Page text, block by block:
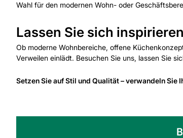
Wahl für den modernen Wohn- oder
Lassen Sie sich inspirieren
Ob moderne Wohnbereiche, offene
Verweilen einlädt. Besuchen Sie uns, lassen Sie
Setzen Sie auf Stil und Qualität – verwandeln